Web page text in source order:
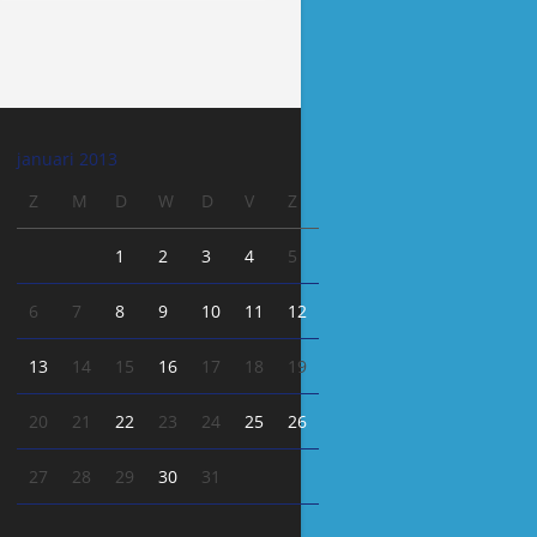
januari 2013
Z
M D W D V Z
1 2 3 4 5
6 7 8 9 10 11 12
13 14 15 16 17 18 19
20 21 22 23 24 25 26
27 28 29 30 31